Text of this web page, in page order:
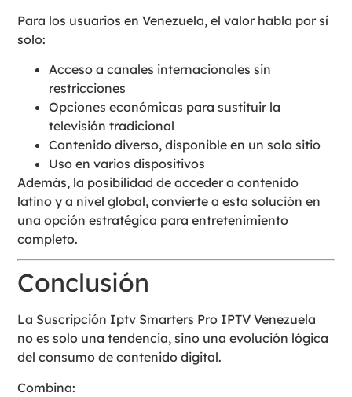
Para los usuarios en Venezuela, el valor habla por sí
solo:
Acceso a canales internacionales sin
restricciones
Opciones económicas para sustituir la
televisión tradicional
Contenido diverso, disponible en un solo sitio
Uso en varios dispositivos
Además, la posibilidad de acceder a contenido
latino y a nivel global, convierte a esta solución en
una opción estratégica para entretenimiento
completo.
Conclusión
La Suscripción Iptv Smarters Pro IPTV Venezuela
no es solo una tendencia, sino una evolución lógica
del consumo de contenido digital.
Combina: